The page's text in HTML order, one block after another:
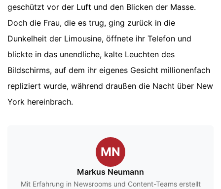
geschützt vor der Luft und den Blicken der Masse.
Doch die Frau, die es trug, ging zurück in die
Dunkelheit der Limousine, öffnete ihr Telefon und
blickte in das unendliche, kalte Leuchten des
Bildschirms, auf dem ihr eigenes Gesicht millionenfach
repliziert wurde, während draußen die Nacht über New
York hereinbrach.
MN
Markus Neumann
Mit Erfahrung in Newsrooms und Content-Teams erstellt